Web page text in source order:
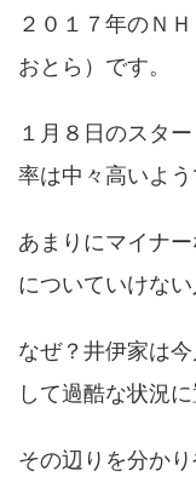
２０１７年のＮ
おとら）です。
１月８日のスタ
率は中々高いよう
あまりにマイナ
についていけない
なぜ？井伊家は
して過酷な状況
その辺りを分か